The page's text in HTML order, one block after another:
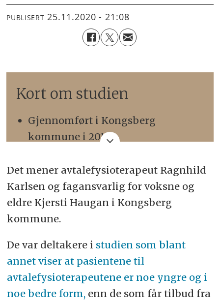
PUBLISERT 25.11.2020 - 21:08
Kort om studien
Gjennomført i Kongsberg
kommune i 2019
11 avtalefysioterapeuter og alle
kommunefysioterapeuter deltok
Det ble benyttet spørreskjemaer
Performance Battery)
Ansvarlig for studien: Gro Gujord
Tangen og Hilde Stendal Robinson.
Det mener avtalefysioterapeut Ragnhild
Karlsen og fagansvarlig for voksne og
eldre Kjersti Haugan i Kongsberg
kommune.
De var deltakere i studien som blant
annet viser at pasientene til
avtalefysioterapeutene er noe yngre og i
noe bedre form,enn de som får tilbud fra